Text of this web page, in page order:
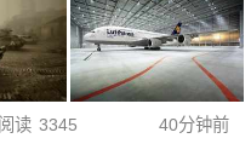
阅读 3345 40分钟前